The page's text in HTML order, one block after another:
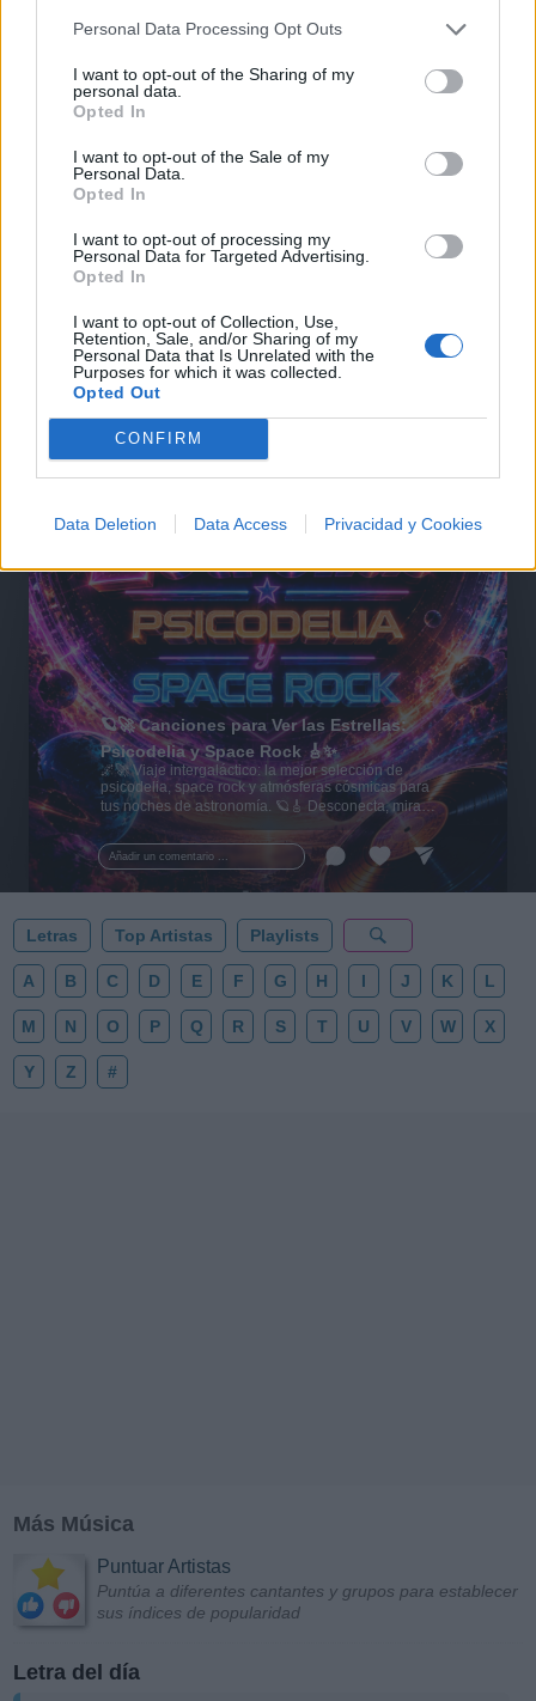
Personal Data Processing Opt Outs
I want to opt-out of the Sharing of my
personal data.
Opted In
I want to opt-out of the Sale of my
Personal Data.
Opted In
I want to opt-out of processing my
Personal Data for Targeted Advertising.
Opted In
I want to opt-out of Collection, Use,
Retention, Sale, and/or Sharing of my
Personal Data that Is Unrelated with the
Purposes for which it was collected.
Opted Out
CONFIRM
Data Deletion Data Access Privacidad y Cookies
de la Mancha o 'Sueño imposible'
Comentarios (1)
Añadir un comentario ...
🪐🚀 Canciones para Ver las Estrellas:
Psicodelia y Space Rock 🎸✨
🌌🚀 Viaje intergaláctico: la mejor selección de
psicodelia, space rock y atmósferas cósmicas para
tus noches de astronomía. 🪐🎸 Desconecta, mira
al firmamento y siente la gravedad cero. 💾 ¡Guarda
esta colección para tu próxima noche estrellada!
✨⭐
Letras Top Artistas Playlists
A B C D E F G H I J K L
M N O P Q R S T U V W X
Y Z #
Más Música
Puntuar Artistas
Puntúa a diferentes cantantes y grupos para establecer
sus índices de popularidad
Letra del día